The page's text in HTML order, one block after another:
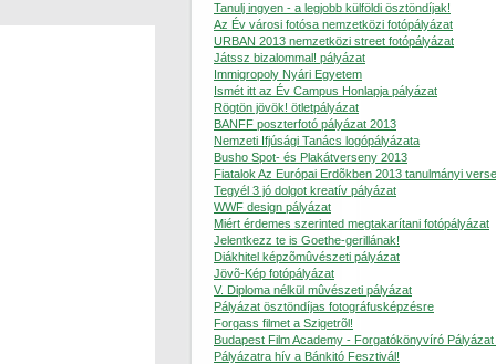
Tanulj ingyen - a legjobb külföldi ösztöndíjak!
Az Év városi fotósa nemzetközi fotópályázat
URBAN 2013 nemzetközi street fotópályázat
Játssz bizalommal! pályázat
Immigropoly Nyári Egyetem
Ismét itt az Év Campus Honlapja pályázat
Rögtön jövök! ötletpályázat
BANFF poszterfotó pályázat 2013
Nemzeti Ifjúsági Tanács logópályázata
Busho Spot- és Plakátverseny 2013
Fiatalok Az Európai Erdõkben 2013 tanulmányi
Tegyél 3 jó dolgot kreatív pályázat
WWF design pályázat
Miért érdemes szerinted megtakarítani fotópályázat
Jelentkezz te is Goethe-gerillának!
Diákhitel képzõmûvészeti pályázat
Jövõ-Kép fotópályázat
V. Diploma nélkül mûvészeti pályázat
Pályázat ösztöndíjas fotográfusképzésre
Forgass filmet a Szigetrõl!
Budapest Film Academy - Forgatókönyvíró Pályázat
Pályázatra hív a Bánkitó Fesztivál!